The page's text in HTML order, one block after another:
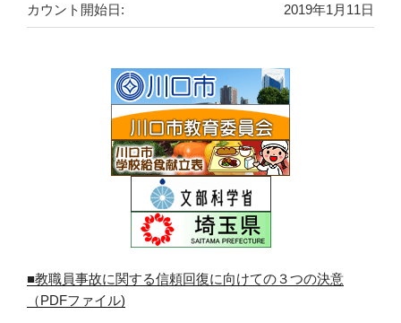
2019年1月11日
カウント開始日:
■教職員事故に関する信頼回復に向けての３つの決意
（PDFファイル)